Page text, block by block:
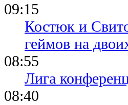
09:15
Костюк и
геймов на
08:55
Лига
08:40